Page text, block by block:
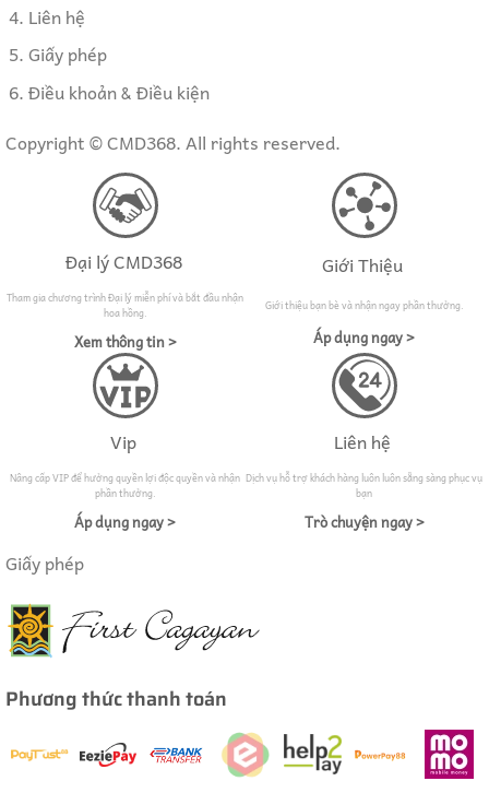
Liên hệ
Giấy phép
Điều khoản & Điều kiện
Copyright ©CMD368. All rights reserved.
Đại lý CMD368
Tham gia chương trình Đại lý miễn phí và bắt đầu nhận
hoa hồng.
Xem thông tin >
Giới Thiệu
Giới thiệu bạn bè và nhận ngay phần thưởng.
Áp dụng ngay >
Vip
Nâng cấp VIP để hưởng quyền lợi độc quyền và nhận
phần thưởng.
Áp dụng ngay >
Liên hệ
Dịch vụ hỗ trợ khách hàng luôn luôn sẵng sàng phục vụ
bạn
Trò chuyện ngay >
Giấy phép
Phương thức thanh toán